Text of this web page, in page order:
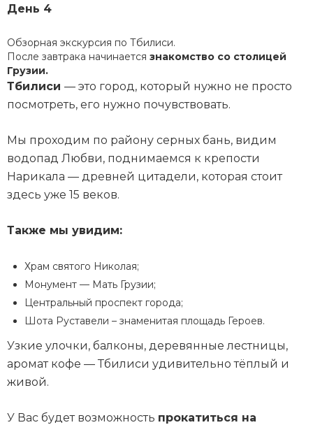
День 4
Обзорная экскурсия по Тбилиси.
После завтрака начинается знакомство со столицей
Грузии.
Тбилиси — это город, который нужно не просто
посмотреть, его нужно почувствовать.
Мы проходим по району серных бань, видим
водопад Любви, поднимаемся к крепости
Нарикала — древней цитадели, которая стоит
здесь уже 15 веков.
Также мы увидим:
Храм святого Николая;
Монумент — Мать Грузии;
Центральный проспект города;
Шота Руставели – знаменитая площадь Героев.
Узкие улочки, балконы, деревянные лестницы,
аромат кофе — Тбилиси удивительно тёплый и
живой.
У Вас будет возможность прокатиться на